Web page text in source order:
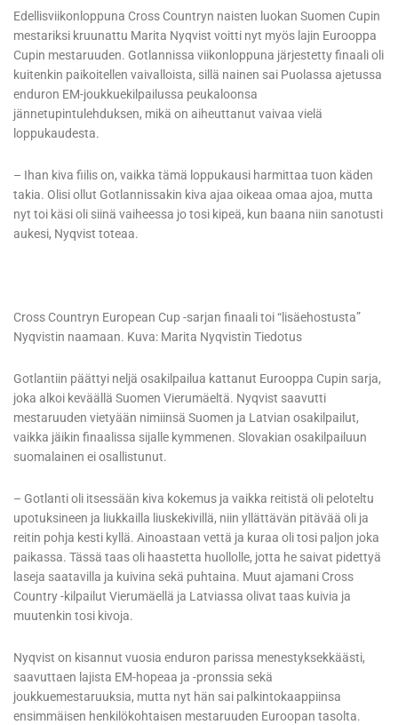
Edellisviikonloppuna Cross Countryn naisten luokan Suomen Cupin
mestariksi kruunattu Marita Nyqvist voitti nyt myös lajin Eurooppa
Cupin mestaruuden. Gotlannissa viikonloppuna järjestetty finaali oli
kuitenkin paikoitellen vaivalloista, sillä nainen sai Puolassa ajetussa
enduron EM-joukkuekilpailussa peukaloonsa
jännetupintulehduksen, mikä on aiheuttanut vaivaa vielä
loppukaudesta.
– Ihan kiva fiilis on, vaikka tämä loppukausi harmittaa tuon käden
takia. Olisi ollut Gotlannissakin kiva ajaa oikeaa omaa ajoa, mutta
nyt toi käsi oli siinä vaiheessa jo tosi kipeä, kun baana niin sanotusti
aukesi, Nyqvist toteaa.
Cross Countryn European Cup -sarjan finaali toi “lisäehostusta”
Nyqvistin naamaan. Kuva: Marita Nyqvistin Tiedotus
Gotlantiin päättyi neljä osakilpailua kattanut Eurooppa Cupin sarja,
joka alkoi keväällä Suomen Vierumäeltä. Nyqvist saavutti
mestaruuden vietyään nimiinsä Suomen ja Latvian osakilpailut,
vaikka jäikin finaalissa sijalle kymmenen. Slovakian osakilpailuun
suomalainen ei osallistunut.
– Gotlanti oli itsessään kiva kokemus ja vaikka reitistä oli peloteltu
upotuksineen ja liukkailla liuskekivillä, niin yllättävän pitävää oli ja
reitin pohja kesti kyllä. Ainoastaan vettä ja kuraa oli tosi paljon joka
paikassa. Tässä taas oli haastetta huollolle, jotta he saivat pidettyä
laseja saatavilla ja kuivina sekä puhtaina. Muut ajamani Cross
Country -kilpailut Vierumäellä ja Latviassa olivat taas kuivia ja
muutenkin tosi kivoja.
Nyqvist on kisannut vuosia enduron parissa menestyksekkäästi,
saavuttaen lajista EM-hopeaa ja -pronssia sekä
joukkuemestaruuksia, mutta nyt hän sai palkintokaappiinsa
ensimmäisen henkilökohtaisen mestaruuden Euroopan tasolta.